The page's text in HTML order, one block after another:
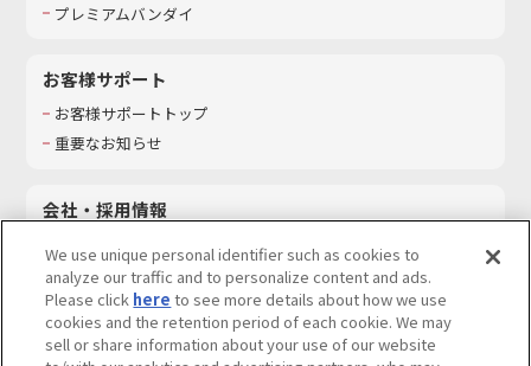
プレミアムバンダイ
お客様サポート
お客様サポートトップ
重要なお知らせ
会社・採用情報
採用情報
サステナビリティ
お問い合わせ
We use unique personal identifier such as cookies to
analyze our traffic and to personalize content and ads.
Please click here to see more details about how we use
cookies and the retention period of each cookie. We may
sell or share information about your use of our website